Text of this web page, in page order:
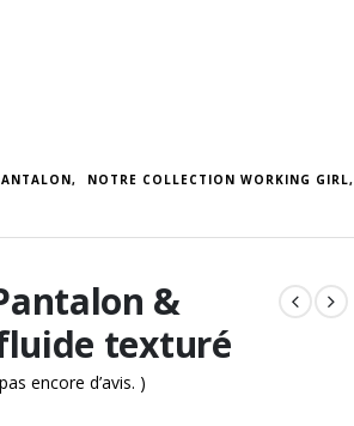
, NOTRE COLLECTION WORKING GIRL,
&
texturé
encore d’avis. )